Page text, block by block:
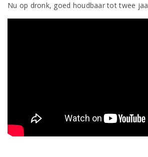
Nu op dronk, goed houdbaar tot twee